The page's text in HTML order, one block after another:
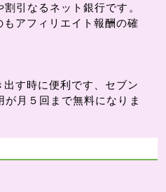
引なるネット銀行です。
アフィリエイト報酬の確
す時に便利です、セブン
月５回まで無料になりま